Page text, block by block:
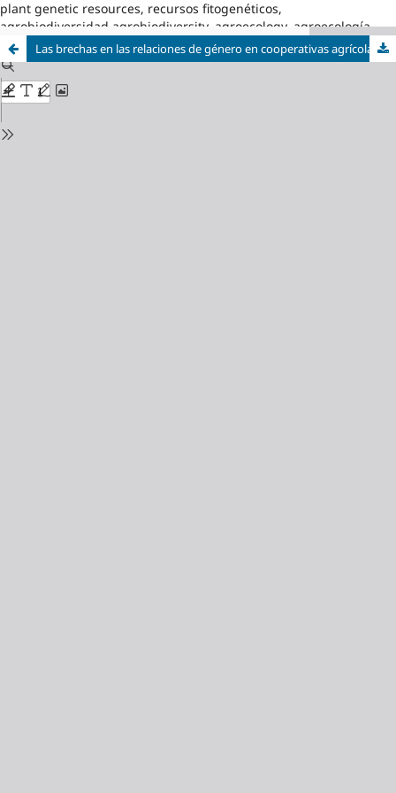
plant genetic resources, recursos fitogenéticos,
agrobiodiversidad,agrobiodiversity, agroecology, agroecología
Las brechas en las relaciones de género en cooperativas agrícolas del municipio de Camagüey, Cuba